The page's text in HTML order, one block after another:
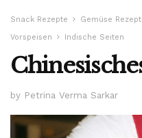
Snack Rezepte Gemüse
Vorspeisen
Indische Seiten
by Petrina Verma Sarkar